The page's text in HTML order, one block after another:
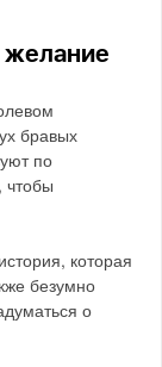
желание
бравых
по
чтобы
которая
безумно
о